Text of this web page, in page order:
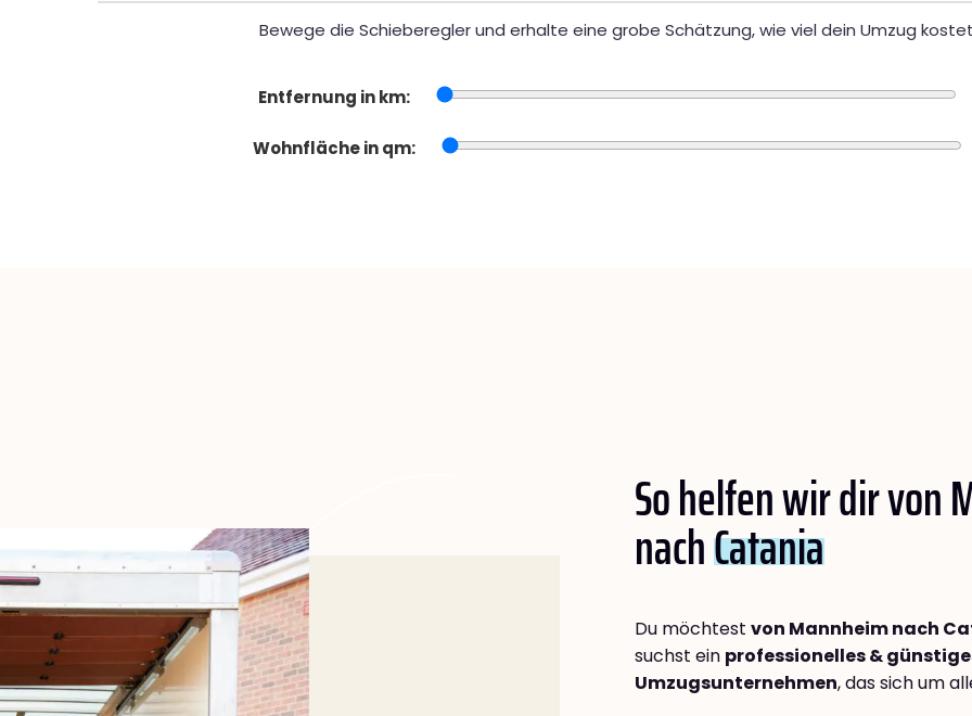
Bewege die Schieberegler und erhalte eine grobe Schätzung, wie viel dein Umzug
Entfernung in km:
Wohnfläche in qm:
So helfen wir dir von
nachCatania
Du möchtest von Mannheim nach
suchst ein professionelles &
Umzugsunternehmen, das sich um